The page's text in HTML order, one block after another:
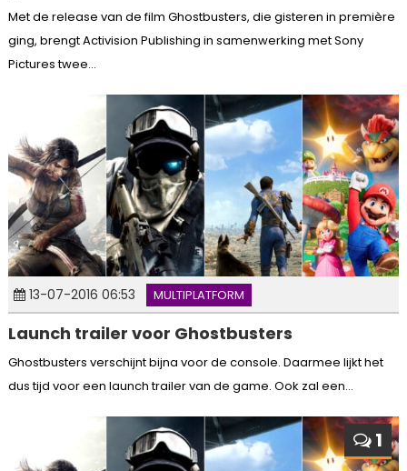
Met de release van de film Ghostbusters, die gisteren in première
ging, brengt Activision Publishing in samenwerking met Sony
Pictures twee...
13-07-2016 06:53 MULTIPLATFORM
Launch trailer voor Ghostbusters
Ghostbusters verschijnt bijna voor de console. Daarmee lijkt het
dus tijd voor een launch trailer van de game. Ook zal een...
1